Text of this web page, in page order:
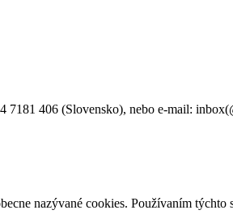
7181 406 (Slovensko), nebo e-mail:
nazývané cookies. Používaním týchto